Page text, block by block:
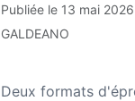
Publiée le 13 mai 2026
GALDEANO
Deux formats